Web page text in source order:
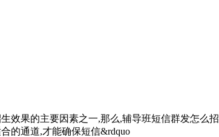
效果的主要因素之一,那么,辅导班短信群发怎么
的通道,才能确保短信&rdquo